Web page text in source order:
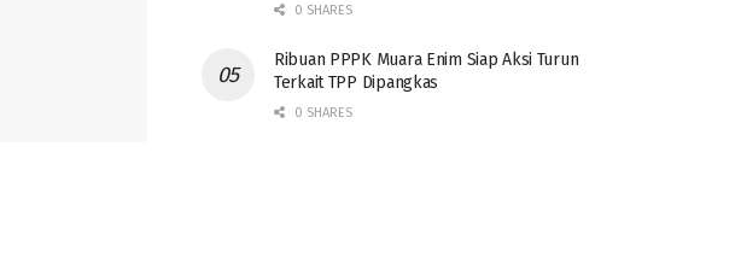
0 SHARES
Ribuan PPPK Muara Enim Siap Aksi Turun
Terkait TPP Dipangkas
0 SHARES